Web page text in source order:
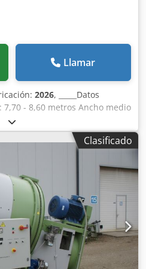
Llamar
2026, _____Datos
- 8,60 metros Ancho medio
Ancho de transporte: 2,99
6,57 metros Altura de
los brazos de los rastrillos
de rotores: 2 Diámetro
de brazos de rastrillo por
por brazo de rastrillo: 4
Tipo de transmisión:
GIII, cerrada y sin
al terreno: suspensión de tres
por rotor: 4 Ajuste de la
manivela (ajuste
Neumáticos de los
Clasificado